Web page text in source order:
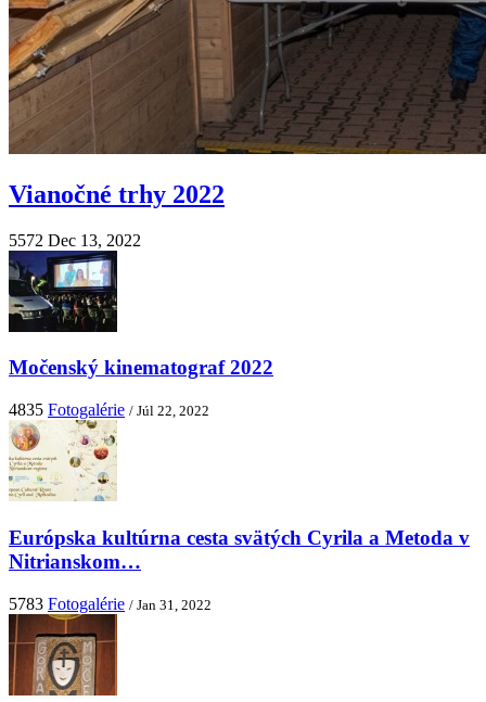
Vianočné trhy 2022
5572 Dec 13, 2022
Močenský kinematograf 2022
4835 Fotogalérie / Júl 22, 2022
Európska kultúrna cesta svätých Cyrila a Metoda v
Nitrianskom…
5783 Fotogalérie / Jan 31, 2022